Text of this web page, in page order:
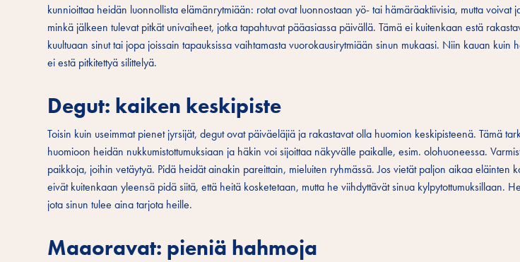
kunnioittaa heidän luonnollista elämänrytmiään: rotat ovat luonnostaan yö- tai hämäräaktiivisia, mutta voivat
minkä jälkeen tulevat pitkät univaiheet, jotka tapahtuvat pääasiassa päivällä. Tämä ei kuitenkaan estä
kuultuaan sinut tai jopa joissain tapauksissa vaihtamasta vuorokausirytmiään sinun mukaasi. Niin kauan kuin
ei estä pitkitettyä silittelyä.
Degut: kaiken keskipiste
Toisin kuin useimmat pienet jyrsijät, degut ovat päiväeläjiä ja rakastavat olla huomion keskipisteenä. Tämä
huomioon heidän nukkumistottumuksiaan ja häkin voi sijoittaa näkyvälle paikalle, esim. olohuoneessa.
paikkoja, joihin vetäytyä. Pidä heidät ainakin pareittain, mieluiten ryhmässä. Jos vietät paljon aikaa eläinten
eivät kuitenkaan yleensä pidä siitä, että heitä kosketetaan, mutta he viihdyttävät sinua kylpytottumuksillaan.
jota sinun tulee aina tarjota heille.
Maaoravat: pieniä hahmoja